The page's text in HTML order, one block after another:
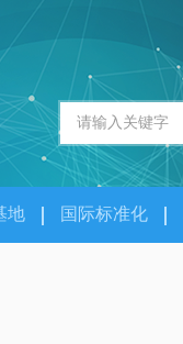
地 国际标准化